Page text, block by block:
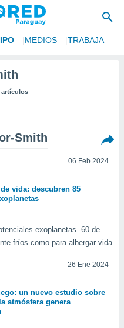
MEDIOS TRABAJA
artículos
Smith
06 Feb 2024
vida: descubren 85
exoplanetas -60 de
fríos como para albergar vida.
26 Ene 2024
un nuevo estudio sobre
atmósfera genera